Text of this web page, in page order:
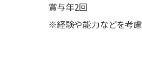
賞与年2回
※経験や能力などを考慮